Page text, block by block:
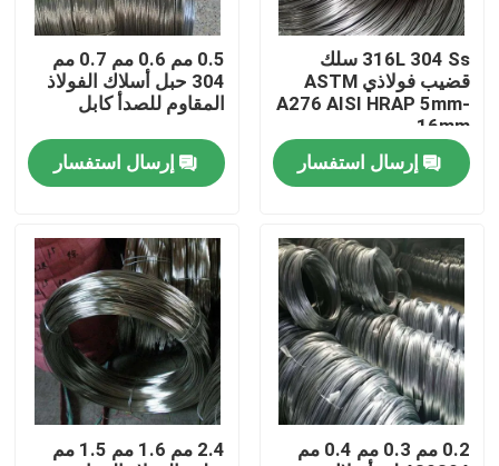
جولة في المعمل
مراقبة الجودة
اتصل بنا
أخبار
اطلب اقتباس
أنبوب دائري من الفولاذ المقاوم للصدأ
ورقة لوحة الفولاذ المقاوم للصدأ
316L 304 Ss سلك
قضيب فولاذي ASTM
A276 AISI HRAP 5mm-
16mm
إرسال استفسار
0.5 مم 0.6 مم 0.7 مم
304 حبل أسلاك الفولاذ
المقاوم للصدأ كابل
إرسال استفسار
0.2 مم 0.3 مم 0.4 مم
2.4 مم 1.6 مم 1.5 مم